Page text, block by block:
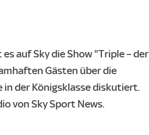
auf Sky die Show "Triple – der
Gästen über die
in der Königsklasse diskutiert.
von Sky Sport News.